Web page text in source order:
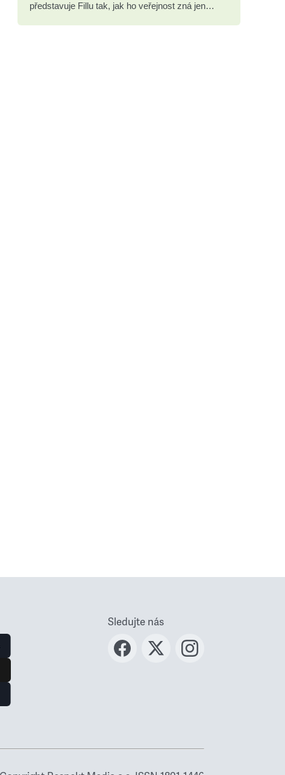
představuje Fillu tak, jak ho veřejnost zná jen
Sledujte nás